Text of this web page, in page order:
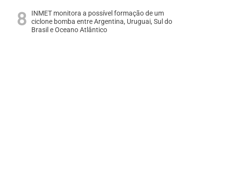
INMET monitora a possível formação de um
ciclone bomba entre Argentina, Uruguai, Sul do
Brasil e Oceano Atlântico